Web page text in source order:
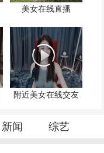
美女在线直播
附近美女在线交友
新闻 综艺